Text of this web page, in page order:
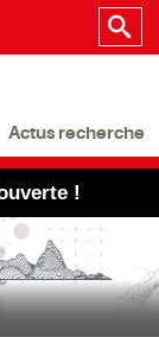
Actus recherche
!